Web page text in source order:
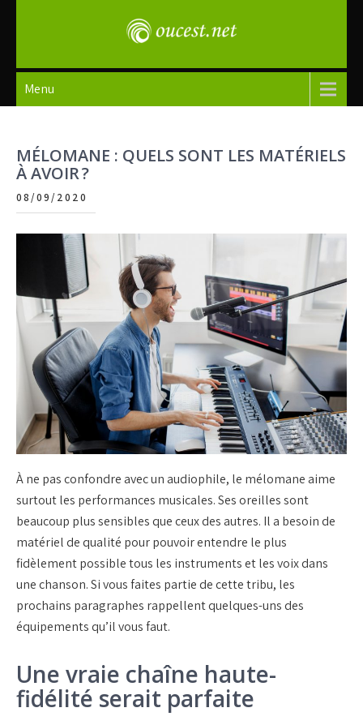
oucest
Menu
MÉLOMANE : QUELS SONT LES MATÉRIELS
À AVOIR ?
08/09/2020
À ne pas confondre avec un audiophile, le mélomane aime
surtout les performances musicales. Ses oreilles sont
beaucoup plus sensibles que ceux des autres. Il a besoin de
matériel de qualité pour pouvoir entendre le plus
fidèlement possible tous les instruments et les voix dans
une chanson. Si vous faites partie de cette tribu, les
prochains paragraphes rappellent quelques-uns des
équipements qu’il vous faut.
Une vraie chaîne haute-
fidélité serait parfaite